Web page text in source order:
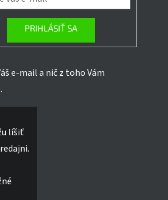
PRIHLÁSIŤ SA
e-mail a nič z toho Vám
líšiť